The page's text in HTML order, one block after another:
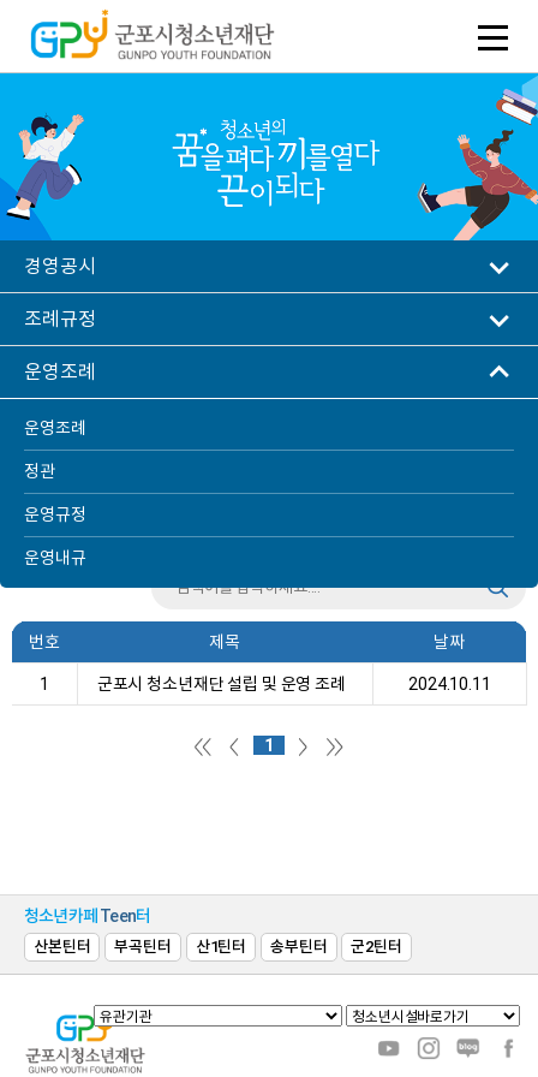
경영공시
조례규정
운영조례
운영조례
정관
운영규정
운영내규
운영조례
번호 제목 날짜
1 군포시 청소년재단 설립 및 운영 조례 2024.10.11
1
청소년카페 Teen터
산본틴터 부곡틴터 산1틴터 송부틴터 군2틴터